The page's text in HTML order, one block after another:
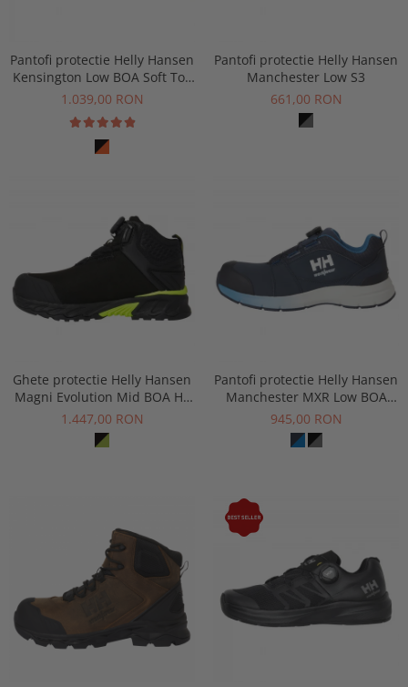
Pantofi protectie Helly Hansen
Kensington Low BOA Soft Toe
O1
1.039,00 RON
Pantofi protectie Helly Hansen
Manchester Low S3
661,00 RON
Ghete protectie Helly Hansen
Magni Evolution Mid BOA HT
S7L
1.447,00 RON
Pantofi protectie Helly Hansen
Manchester MXR Low BOA
S3S
945,00 RON